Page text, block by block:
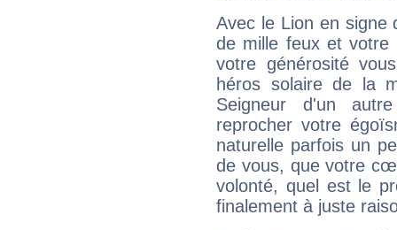
Avec le Lion en signe
de mille feux et votre
votre générosité
héros solaire de la
Seigneur d'un
reprocher votre
naturelle parfois un
de vous, que votre
volonté, quel est le
finalement à juste